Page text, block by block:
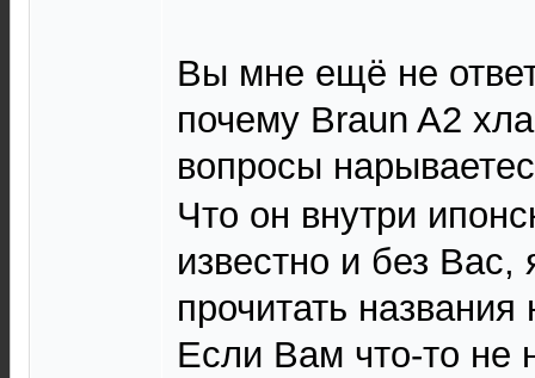
Вы мне ещё не
почему Braun A2
вопросы
Что он внутри
известно и без Вас,
прочитать
Если Вам что-то не